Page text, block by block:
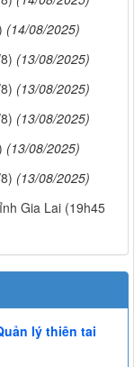
(14/08/2025)
(13/08/2025)
(13/08/2025)
(13/08/2025)
(13/08/2025)
(13/08/2025)
Gia Lai (19h45
lý thiên tai